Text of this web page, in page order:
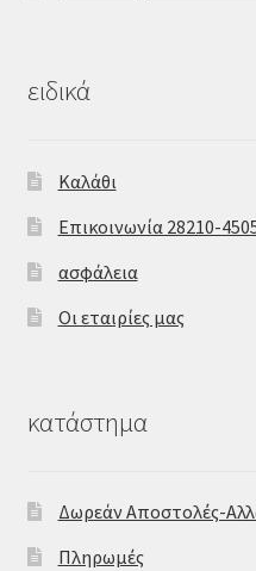
ειδικά
Καλάθι
Επικοινωνία 28210-
ασφάλεια
Οι εταιρίες μας
κατάστημα
Δωρεάν Αποστολές-
Πληρωμές